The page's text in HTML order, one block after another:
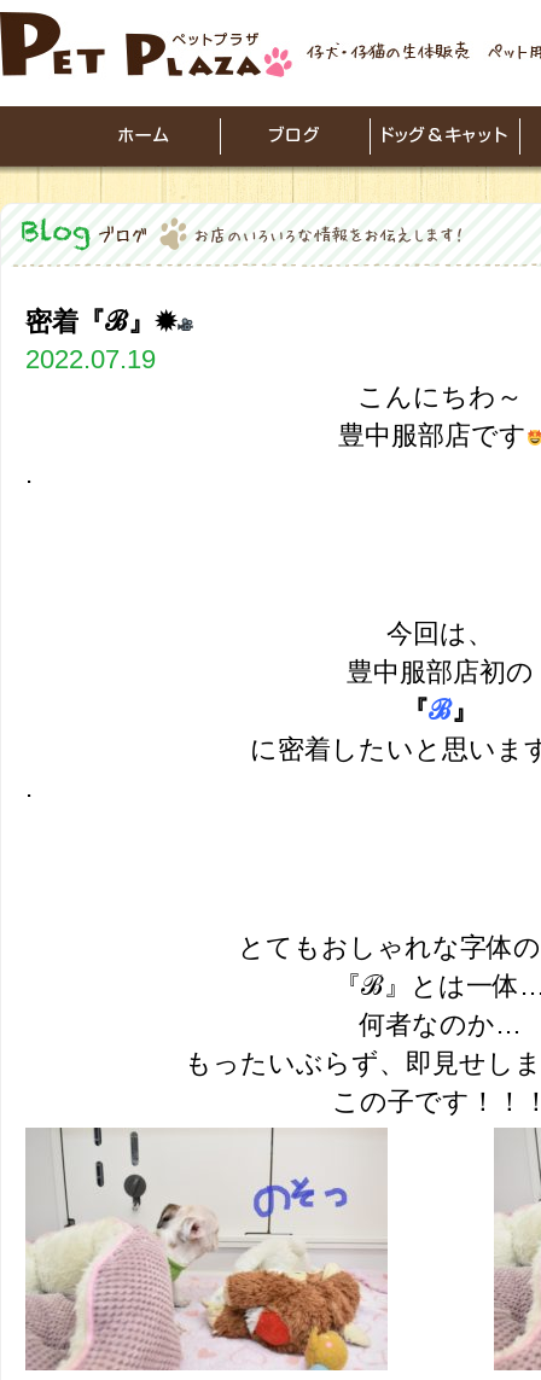
密着『ℬ』✹
2022.07.19
こんにちわ～
豊中服部店です
.
今回は、
豊中服部店初の
『ℬ』
に密着したいと思いま
.
とてもおしゃれな字体
『ℬ』とは一体
何者なのか…
もったいぶらず、即見せし
この子です！！